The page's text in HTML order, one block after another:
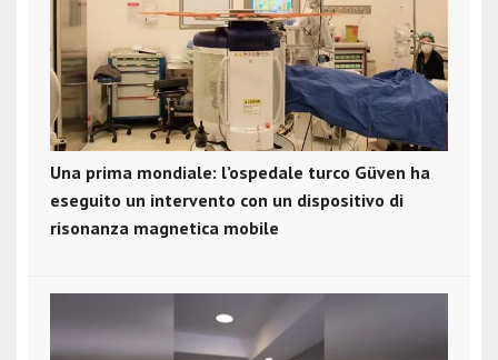
Una prima mondiale: l’ospedale turco Güven ha
eseguito un intervento con un dispositivo di
risonanza magnetica mobile